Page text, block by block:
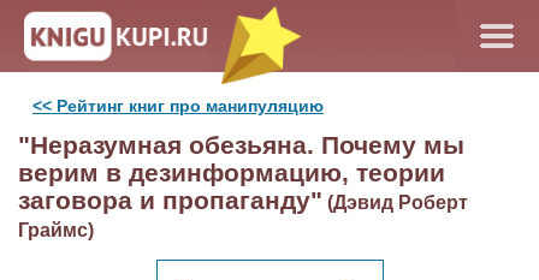
<< Рейтинг книг про манипуляцию
"Неразумная обезьяна. Почему мы
верим в дезинформацию, теории
заговора и пропаганду" (Дэвид Роберт
Граймс)